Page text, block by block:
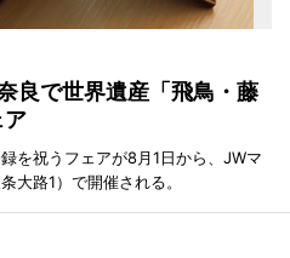
良で世界遺産「飛鳥・藤
ア
を祝うフェアが8月1日から、JWマ
大路1）で開催される。